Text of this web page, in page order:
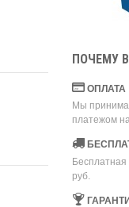
ПОЧЕМУ
ОПЛАТА
Мы
платежом
Бесплатная
руб.